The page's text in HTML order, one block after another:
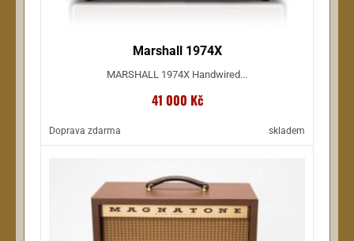
Marshall 1974X
MARSHALL 1974X Handwired...
41 000 Kč
Doprava zdarma skladem